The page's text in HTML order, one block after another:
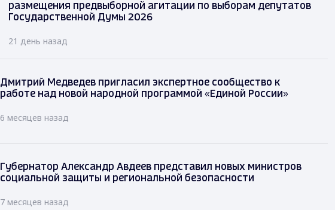
размещения предвыборной агитации по выборам депутатов
Государственной Думы 2026
21 день назад
Дмитрий Медведев пригласил экспертное сообщество к
работе над новой народной программой «Единой России»
6 месяцев назад
Губернатор Александр Авдеев представил новых министров
социальной защиты и региональной безопасности
7 месяцев назад